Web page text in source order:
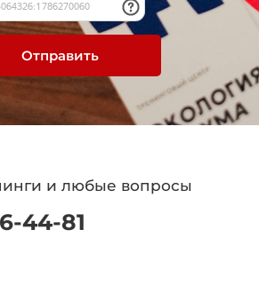
Отправить
и любые вопросы
44-81